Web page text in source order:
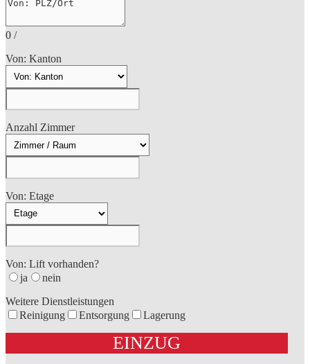
0 /
Von: Kanton
Anzahl Zimmer
Von: Etage
Von: Lift vorhanden?
ja
nein
Weitere Dienstleistungen
Reinigung
Entsorgung Lagerung
EINZUG